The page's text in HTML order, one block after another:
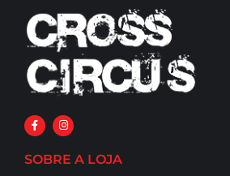
SOBRE A LOJA